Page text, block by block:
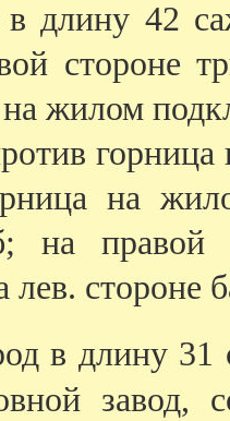
в длину 42
стороне
жилом
на
на
стороне
в длину